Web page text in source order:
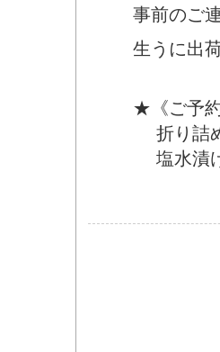
事前のご連
生うに出荷
★《ご予約
折り詰
塩水漬